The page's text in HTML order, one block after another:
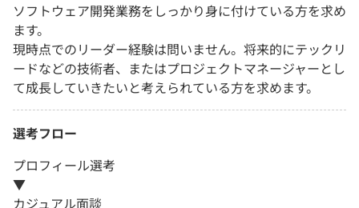
ソフトウェア開発業務をしっかり身に付けている方を求め
ます。
現時点でのリーダー経験は問いません。将来的にテックリ
ードなどの技術者、またはプロジェクトマネージャーとし
て成長していきたいと考えられている方を求めます。
選考フロー
プロフィール選考
▼
カジュアル面談